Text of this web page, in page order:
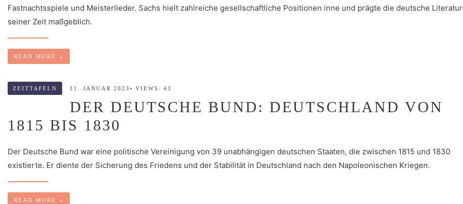
Fastnachtsspiele und Meisterlieder. Sachs hielt zahlreiche gesellschaftliche Positionen inne und prägte die deutsche Literatur
seiner Zeit maßgeblich.
READ MORE →
ZEITTAFELN 11. JANUAR 2023 • VIEWS: 43
DER DEUTSCHE BUND: DEUTSCHLAND VON
1815 BIS 1830
Der Deutsche Bund war eine politische Vereinigung von 39 unabhängigen deutschen Staaten, die zwischen 1815 und 1830
existierte. Er diente der Sicherung des Friedens und der Stabilität in Deutschland nach den Napoleonischen Kriegen.
READ MORE →